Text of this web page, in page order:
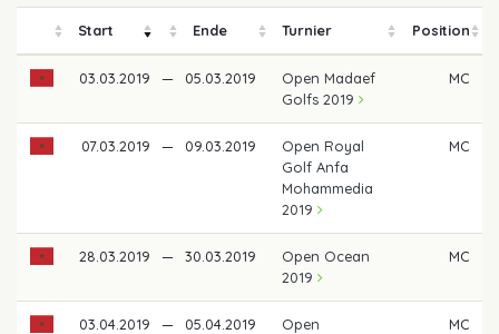
Start Ende Turnier Position
03.03.2019 — 05.03.2019
Open Madaef
Golfs 2019
MC
07.03.2019 — 09.03.2019
Open Royal
Golf Anfa
Mohammedia
2019
MC
28.03.2019 — 30.03.2019
Open Ocean
2019
MC
03.04.2019 — 05.04.2019
Open
MC